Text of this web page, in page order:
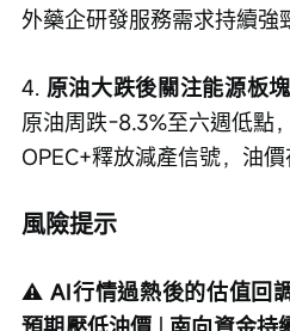
外藥企研發服務需求持續強
4. 原油大跌後關注能源板
原油周跌-8.3%至六週低點
OPEC+釋放減產信號，油
風險提示
⚠️ AI行情過熱後的估值回